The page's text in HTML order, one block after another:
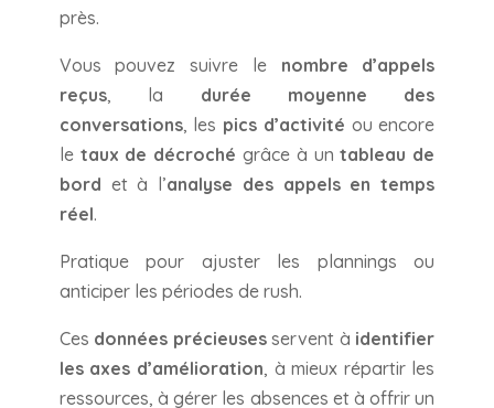
près.
Vous pouvez suivre le nombre d’appels
reçus, la durée moyenne des
conversations, les pics d’activité ou encore
le taux de décroché grâce à untableau de
bord et à l’analyse des appels en temps
réel.
Pratique pour ajuster les plannings ou
anticiper les périodes de rush.
Ces données précieusesservent à identifier
les axes d’amélioration, à mieux répartir les
ressources, à gérer les absences et à offrir un